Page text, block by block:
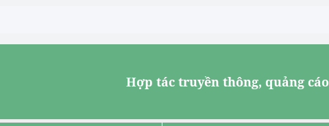
Hợp tác truyền thông, quảng cáo